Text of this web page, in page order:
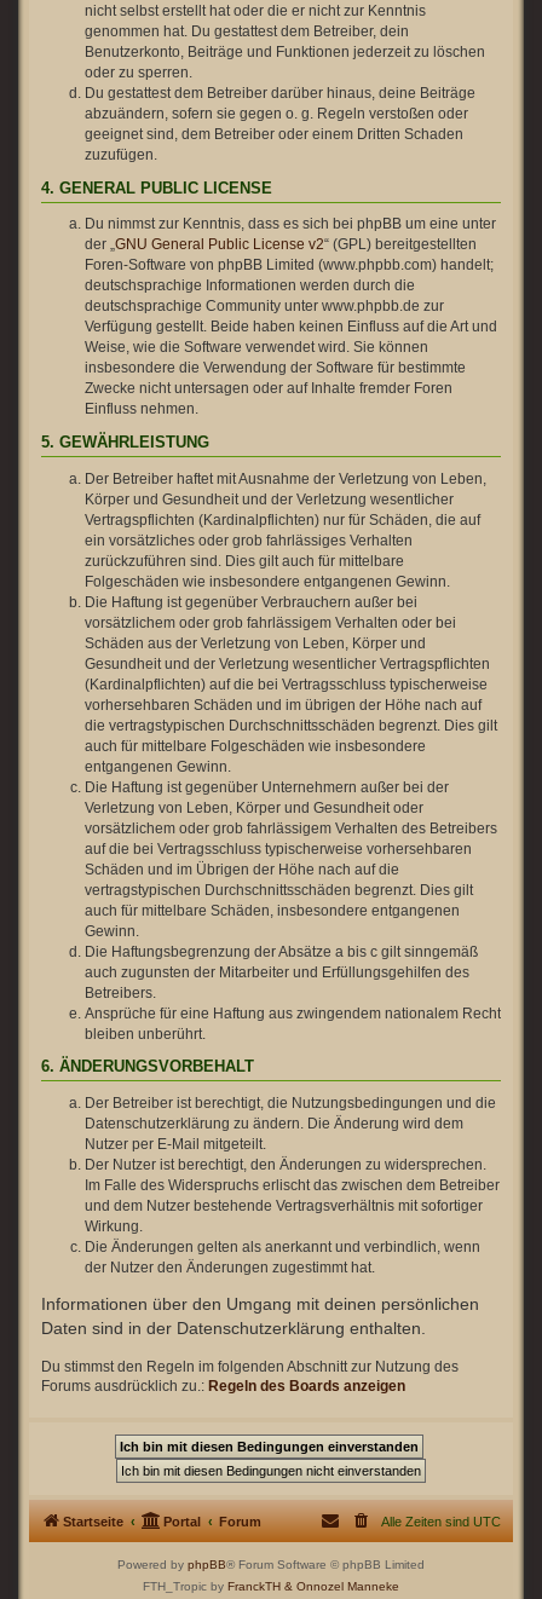
nicht selbst erstellt hat oder die er nicht zur Kenntnis
genommen hat. Du gestattest dem Betreiber, dein
Benutzerkonto, Beiträge und Funktionen jederzeit zu löschen
oder zu sperren.
Du gestattest dem Betreiber darüber hinaus, deine Beiträge
abzuändern, sofern sie gegen o. g. Regeln verstoßen oder
geeignet sind, dem Betreiber oder einem Dritten Schaden
zuzufügen.
4. GENERAL PUBLIC LICENSE
Du nimmst zur Kenntnis, dass es sich bei phpBB um eine unter
der „GNU General Public License v2“ (GPL) bereitgestellten
Foren-Software von phpBB Limited (www.phpbb.com) handelt;
deutschsprachige Informationen werden durch die
deutschsprachige Community unter www.phpbb.de zur
Verfügung gestellt. Beide haben keinen Einfluss auf die Art und
Weise, wie die Software verwendet wird. Sie können
insbesondere die Verwendung der Software für bestimmte
Zwecke nicht untersagen oder auf Inhalte fremder Foren
Einfluss nehmen.
5. GEWÄHRLEISTUNG
Der Betreiber haftet mit Ausnahme der Verletzung von Leben,
Körper und Gesundheit und der Verletzung wesentlicher
Vertragspflichten (Kardinalpflichten) nur für Schäden, die auf
ein vorsätzliches oder grob fahrlässiges Verhalten
zurückzuführen sind. Dies gilt auch für mittelbare
Folgeschäden wie insbesondere entgangenen Gewinn.
Die Haftung ist gegenüber Verbrauchern außer bei
vorsätzlichem oder grob fahrlässigem Verhalten oder bei
Schäden aus der Verletzung von Leben, Körper und
Gesundheit und der Verletzung wesentlicher Vertragspflichten
(Kardinalpflichten) auf die bei Vertragsschluss typischerweise
vorhersehbaren Schäden und im übrigen der Höhe nach auf
die vertragstypischen Durchschnittsschäden begrenzt. Dies gilt
auch für mittelbare Folgeschäden wie insbesondere
entgangenen Gewinn.
Die Haftung ist gegenüber Unternehmern außer bei der
Verletzung von Leben, Körper und Gesundheit oder
vorsätzlichem oder grob fahrlässigem Verhalten des Betreibers
auf die bei Vertragsschluss typischerweise vorhersehbaren
Schäden und im Übrigen der Höhe nach auf die
vertragstypischen Durchschnittsschäden begrenzt. Dies gilt
auch für mittelbare Schäden, insbesondere entgangenen
Gewinn.
Die Haftungsbegrenzung der Absätze a bis c gilt sinngemäß
auch zugunsten der Mitarbeiter und Erfüllungsgehilfen des
Betreibers.
Ansprüche für eine Haftung aus zwingendem nationalem Recht
bleiben unberührt.
6. ÄNDERUNGSVORBEHALT
Der Betreiber ist berechtigt, die Nutzungsbedingungen und die
Datenschutzerklärung zu ändern. Die Änderung wird dem
Nutzer per E-Mail mitgeteilt.
Der Nutzer ist berechtigt, den Änderungen zu widersprechen.
Im Falle des Widerspruchs erlischt das zwischen dem Betreiber
und dem Nutzer bestehende Vertragsverhältnis mit sofortiger
Wirkung.
Die Änderungen gelten als anerkannt und verbindlich, wenn
der Nutzer den Änderungen zugestimmt hat.
Informationen über den Umgang mit deinen persönlichen
Daten sind in der Datenschutzerklärung enthalten.
Du stimmst den Regeln im folgenden Abschnitt zur Nutzung des
Forums ausdrücklich zu.: Regeln des Boards anzeigen
Startseite Portal Forum Alle Zeiten sind UTC
Powered by phpBB® Forum Software © phpBB Limited
FTH_Tropic by FranckTH & Onnozel Manneke